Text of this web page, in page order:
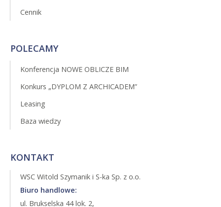
Cennik
POLECAMY
Konferencja NOWE OBLICZE BIM
Konkurs „DYPLOM Z ARCHICADEM”
Leasing
Baza wiedzy
KONTAKT
WSC Witold Szymanik i S-ka Sp. z o.o.
Biuro handlowe:
ul. Brukselska 44 lok. 2,